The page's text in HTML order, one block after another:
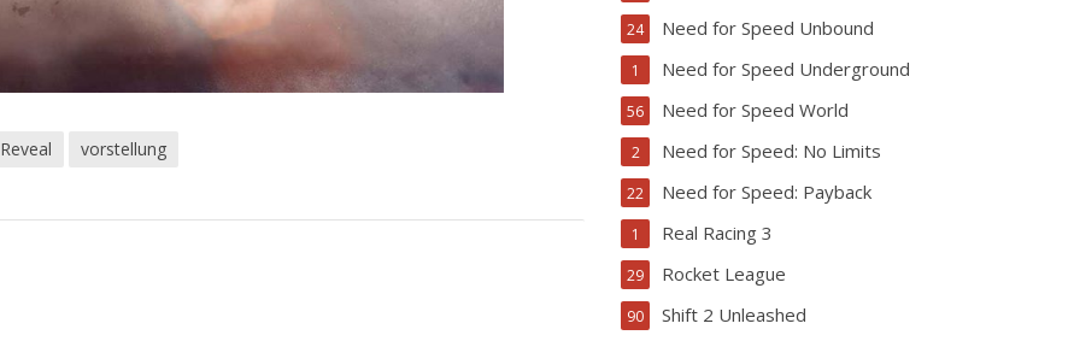
Reveal vorstellung
Need for Speed Unbound
24
Need for Speed Underground
1
Need for Speed World
56
Need for Speed: No Limits
2
Need for Speed: Payback
22
Real Racing 3
1
Rocket League
29
Shift 2 Unleashed
90